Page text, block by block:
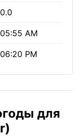
0.0
05:55 AM
06:20 PM
для